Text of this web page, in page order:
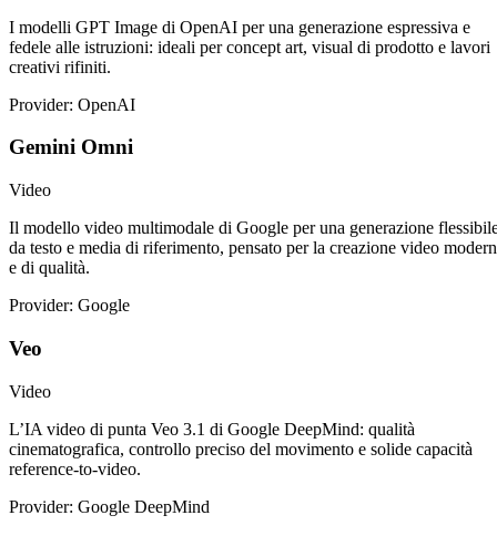
I modelli GPT Image di OpenAI per una generazione espressiva e
fedele alle istruzioni: ideali per concept art, visual di prodotto e lavori
creativi rifiniti.
Provider: OpenAI
Gemini Omni
Video
Il modello video multimodale di Google per una generazione
da testo e media di riferimento, pensato per la creazione video
e di qualità.
Provider: Google
Veo
Video
L’IA video di punta Veo 3.1 di Google DeepMind: qualità
cinematografica, controllo preciso del movimento e solide capacità
reference-to-video.
Provider: Google DeepMind